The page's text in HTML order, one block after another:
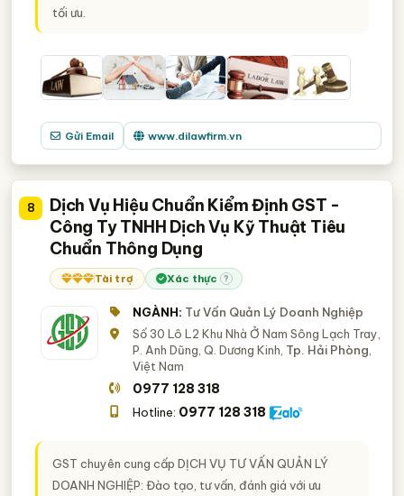
tối ưu.
Gửi Email www.dilawfirm.vn
8
Dịch Vụ Hiệu Chuẩn Kiểm Định GST -
Công Ty TNHH Dịch Vụ Kỹ Thuật Tiêu
Chuẩn Thông Dụng
Tài trợ Xác thực ?
NGÀNH: Tư Vấn Quản Lý Doanh Nghiệp
Số 30 Lô L2 Khu Nhà Ở Nam Sông Lạch Tray,
P. Anh Dũng, Q. Dương Kinh, Tp. Hải Phòng
Việt Nam
0977 128 318
Hotline: 0977 128 318
GST chuyên cung cấp DỊCH VỤ TƯ VẤN QUẢN LÝ
DOANH NGHIỆP: Đào tạo, tư vấn, đánh giá với ưu